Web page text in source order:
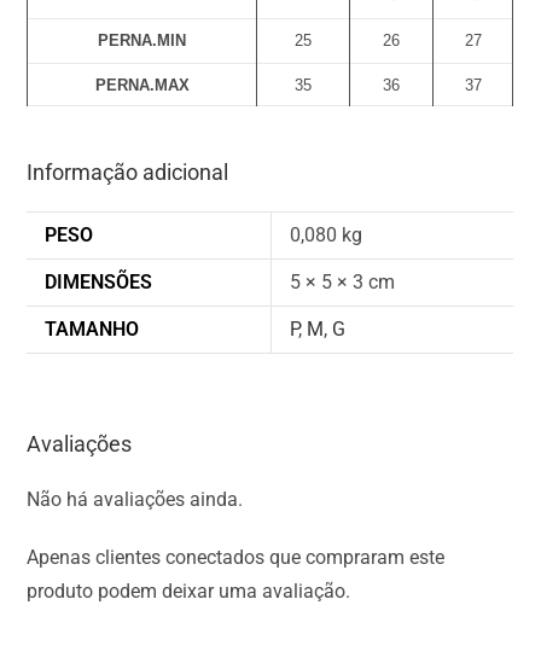
PERNA.MIN 25 26 27
PERNA.MAX 35 36 37
Informação adicional
PESO 0,080 kg
DIMENSÕES 5 × 5 × 3 cm
TAMANHO P, M, G
Avaliações
Não há avaliações ainda.
Apenas clientes conectados que compraram este
produto podem deixar uma avaliação.